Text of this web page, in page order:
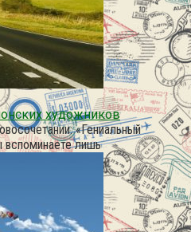
художников
«Гениальный
вспоминаете лишь